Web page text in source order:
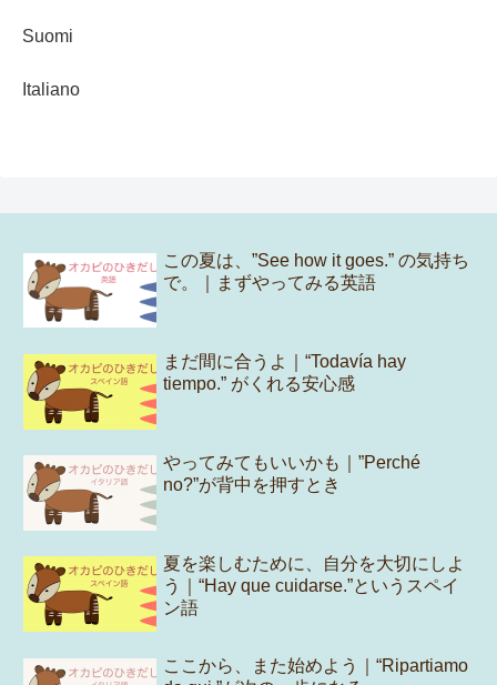
Suomi
Italiano
この夏は、”See how it goes.” の気持ち
で。｜まずやってみる英語
まだ間に合うよ｜“Todavía hay
tiempo.” がくれる安心感
やってみてもいいかも｜”Perché
no?”が背中を押すとき
夏を楽しむために、自分を大切にしよ
う｜“Hay que cuidarse.”というスペイ
ン語
ここから、また始めよう｜“Ripartiamo